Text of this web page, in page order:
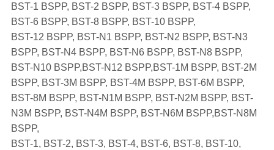
BST-1 BSPP, BST-2 BSPP, BST-3 BSPP, BST-4 BSPP,
BST-6 BSPP, BST-8 BSPP, BST-10 BSPP,
BST-12 BSPP, BST-N1 BSPP, BST-N2 BSPP, BST-N3
BSPP, BST-N4 BSPP, BST-N6 BSPP, BST-N8 BSPP,
BST-N10 BSPP,BST-N12 BSPP,BST-1M BSPP, BST-2M
BSPP, BST-3M BSPP, BST-4M BSPP, BST-6M BSPP,
BST-8M BSPP, BST-N1M BSPP, BST-N2M BSPP, BST-
N3M BSPP, BST-N4M BSPP, BST-N6M BSPP,BST-N8M
BSPP,
BST-1, BST-2, BST-3, BST-4, BST-6, BST-8, BST-10,